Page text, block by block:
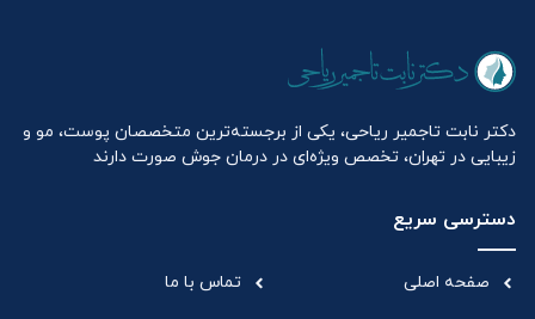
دکتر نابت تاجمیر ریاحی، یکی از برجسته‌ترین متخصصان پوست، مو و
زیبایی در تهران، تخصص ویژه‌ای در درمان جوش صورت دارند
دسترسی سریع
صفحه اصلی تماس با ما